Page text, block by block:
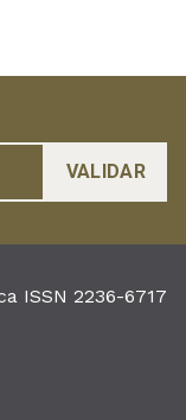
ISSN 2236-6717